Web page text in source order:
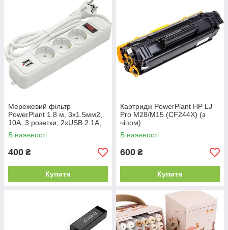
Мережевий фільтр
PowerPlant 1.8 м, 3x1.5мм2,
10А, 3 розетки, 2xUSB 2.1A,
євро (JY-1054U/1.8)
В наявності
400 ₴
Купити
Картридж PowerPlant HP LJ
Pro M28/M15 (CF244X) (з
чiпом)
В наявності
600 ₴
Купити